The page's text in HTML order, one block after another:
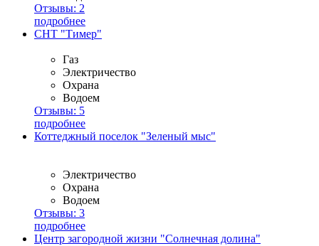
Отзывы: 2
подробнее
СНТ "Тимер"
Газ
Электричество
Охрана
Водоем
Отзывы: 5
подробнее
Коттеджный поселок "Зеленый мыс"
Электричество
Охрана
Водоем
Отзывы: 3
подробнее
Центр загородной жизни "Солнечная долина"